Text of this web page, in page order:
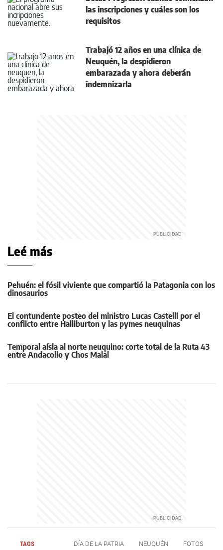
las inscripciones y cuáles son los
requisitos
Trabajó 12 años en una clínica de
Neuquén, la despidieron
embarazada y ahora deberán
indemnizarla
Leé más
Pehuén: el fósil viviente que compartió la Patagonia con los
dinosaurios
El contundente posteo del ministro Lucas Castelli por el
conflicto entre Halliburton y las pymes neuquinas
Temporal aísla al norte neuquino: corte total de la Ruta 43
entre Andacollo y Chos Malal
TAGS DÍA DE LA PATRIA NEUQUÉN FOTOS